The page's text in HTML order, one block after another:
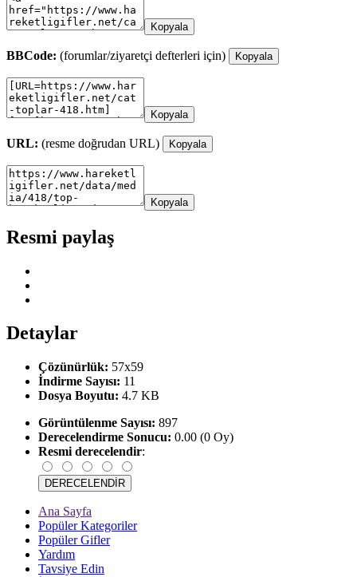
Kopyala
BBCode: (forumlar/ziyaretçi defterleri için) Kopyala
Kopyala
URL: (resme doğrudan URL) Kopyala
Kopyala
Resmi paylaş
Detaylar
Çözünürlük: 57x59
İndirme Sayısı: 11
Dosya Boyutu: 4.7 KB
Görüntülenme Sayısı: 897
Derecelendirme Sonucu: 0.00 (0 Oy)
Resmi derecelendir:
Ana Sayfa
Popüler Kategoriler
Popüler Gifler
Yardım
Tavsiye Edin